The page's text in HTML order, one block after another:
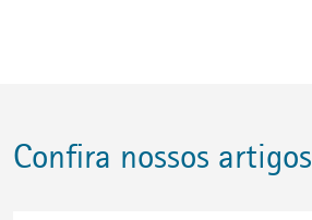
Confira nossos artigos